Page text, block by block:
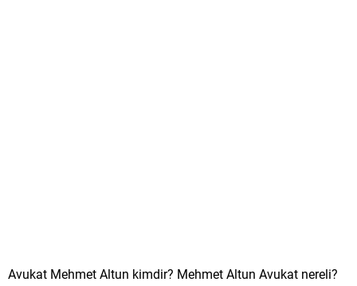
Avukat Mehmet Altun kimdir? Mehmet Altun Avukat nereli?